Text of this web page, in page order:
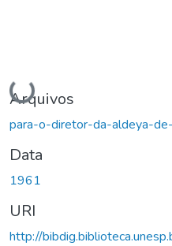
Carregando...
Arquivos
para-o-diretor-da-aldeya-
Data
1961
URI
http://